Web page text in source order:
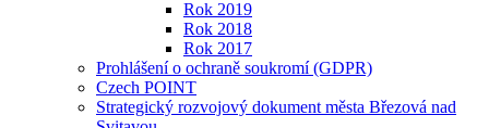
Rok 2019
Rok 2018
Rok 2017
Prohlášení o ochraně soukromí (GDPR)
Czech POINT
Strategický rozvojový dokument města Březová nad